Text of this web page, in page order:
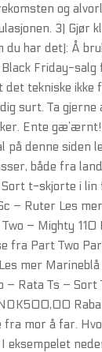
og
3) Gjør
du har det): Å
Friday-salg
det tekniske ikke
surt. Ta gjerne
Ente
på denne siden
både fra
t-skjorte i lin
– Ruter Les
– Mighty 110
fra Part Two
mer
– Rata Ts – Sort
fra mor å far.
I eksempelet